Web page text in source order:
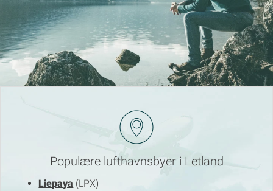
Populære lufthavnsbyer i Letland
Liepaya (LPX)